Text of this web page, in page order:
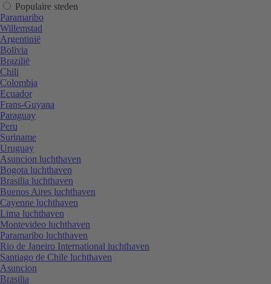
Populaire steden
Paramaribo
Willemstad
Argentinië
Bolivia
Brazilië
Chili
Colombia
Ecuador
Frans-Guyana
Paraguay
Peru
Suriname
Uruguay
Asuncion luchthaven
Bogota luchthaven
Brasilia luchthaven
Buenos Aires luchthaven
Cayenne luchthaven
Lima luchthaven
Montevideo luchthaven
Paramaribo luchthaven
Rio de Janeiro International luchthaven
Santiago de Chile luchthaven
Asuncion
Brasilia